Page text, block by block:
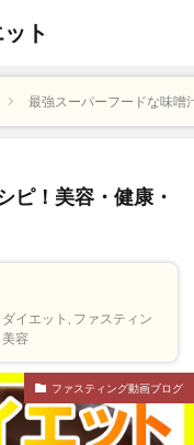
ト
最強スーパーフードな味噌
ピ！美容・健康・
ダイエット , ファスティン
美容
ファスティング動画ブログ